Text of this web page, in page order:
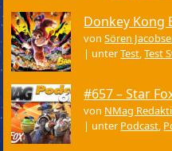
Donkey Kong
vonSören
| unterTest,Test
#657 – Star
von NMag
| unter Podcast,